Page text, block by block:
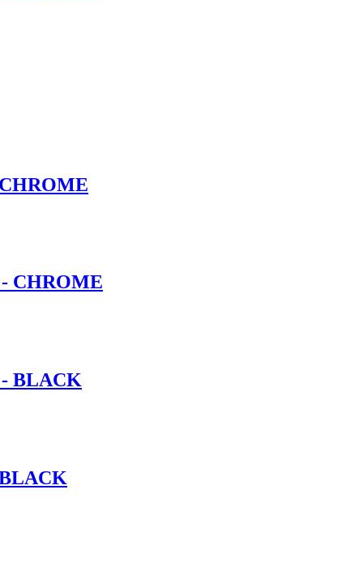
CHROME
- BLACK